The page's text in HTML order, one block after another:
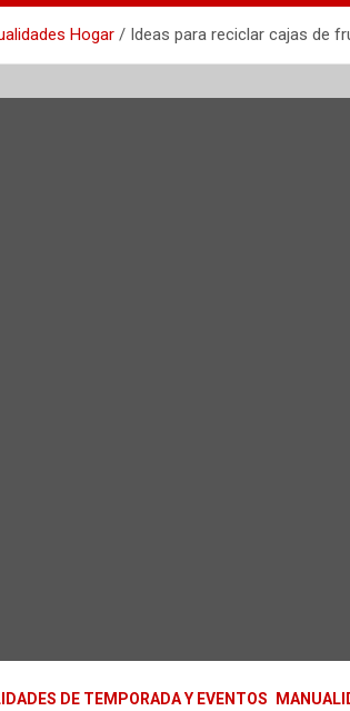
Hogar Ideas para reciclar cajas de
DE TEMPORADA Y EVENTOS